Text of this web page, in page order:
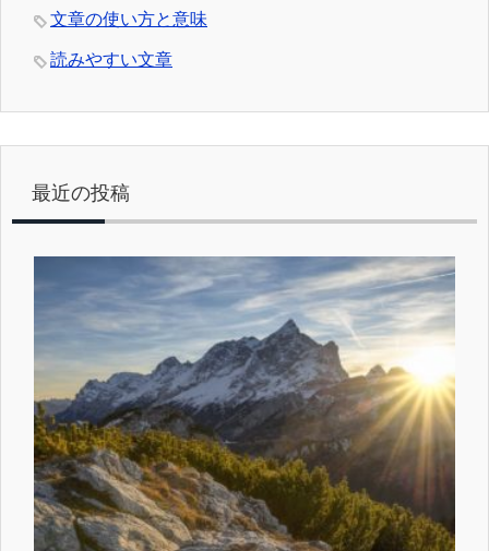
文章の使い方と意味
読みやすい文章
最近の投稿